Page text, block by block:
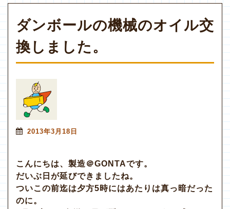
ダンボールの機械のオイル交
換しました。
2013年3月18日
こんにちは、製造＠GONTAです。
だいぶ日が延びできましたね。
ついこの前迄は夕方5時にはあたりは真っ暗だった
のに。